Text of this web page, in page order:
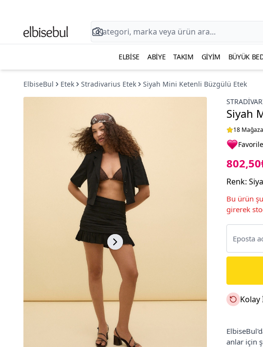
ELBISE ABIYE TAKIM GIYIM BÜYÜK
ElbiseBul Etek Stradivarius Etek
Siyah Mini Ketenli Büzgülü Etek
Siyah
18
Renk:
Bu ürün
girerek
Kolay
anlar için